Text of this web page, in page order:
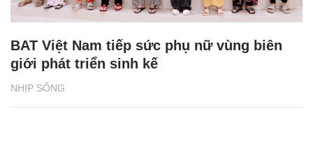
NHỊP SỐNG
BAT Việt Nam tiếp sức phụ nữ vùng biên
giới phát triển sinh kế